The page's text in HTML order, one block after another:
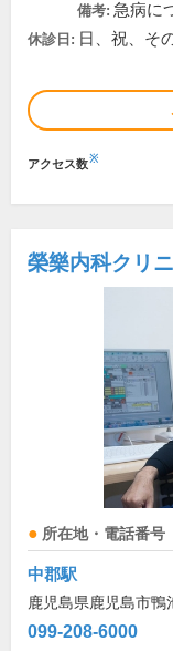
備考: 急病に
休診日: 日、祝、そ
アクセス数※
榮樂内科クリ
所在地・電話番号
中郡駅
鹿児島県鹿児島市鴨
099-208-6000